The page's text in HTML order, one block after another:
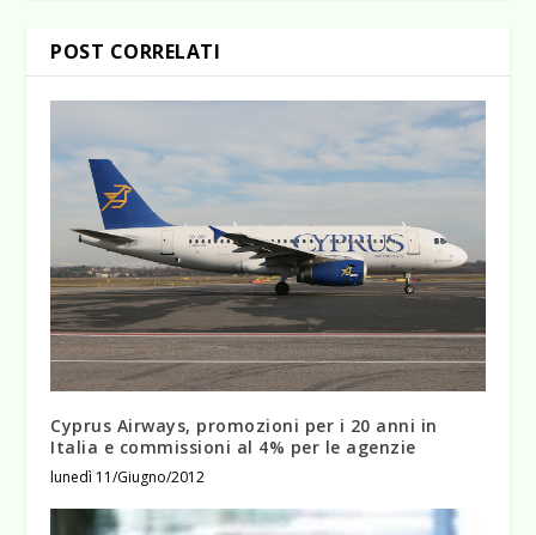
POST CORRELATI
Cyprus Airways, promozioni per i 20 anni in
Italia e commissioni al 4% per le agenzie
lunedì 11/Giugno/2012